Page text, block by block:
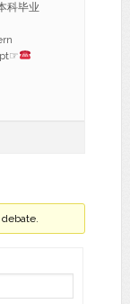
科毕业